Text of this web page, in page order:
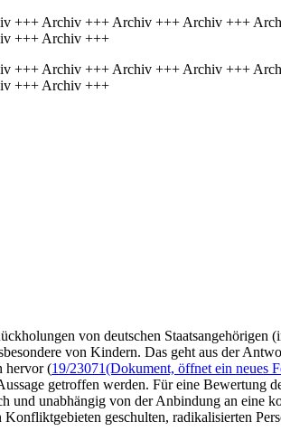
+++ Archiv +++ Archiv +++ Archiv +++
+++ Archiv +++
+++ Archiv +++ Archiv +++ Archiv +++
+++ Archiv +++
von deutschen Staatsangehörigen
von Kindern. Das geht aus der
hervor (19/23071(Dokument, öffnet ein neues
getroffen werden. Für eine Bewertung
unabhängig von der Anbindung an eine
geschulten, radikalisierten